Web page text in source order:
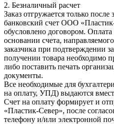
2. Безналичный расчет
Заказ отгружается только после
банковский счет ООО
обусловлено договором. Оплата
основании счета,
заказчика при подтверждении
получении товара необходимо
либо поставить печать
документы.
Все необходимые для
на оплату, УПД) выдаются
Счет на оплату формирует и
«Пластик-Север», после
телефону и/или электронной